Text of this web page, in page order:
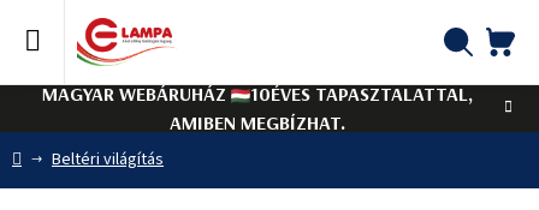
tartalomhoz
MAGYAR WEBÁRUHÁZ
10ÉVES TAPASZTALATTAL,
AMIBEN MEGBÍZHAT.
Kezdőlap
Beltéri világítás